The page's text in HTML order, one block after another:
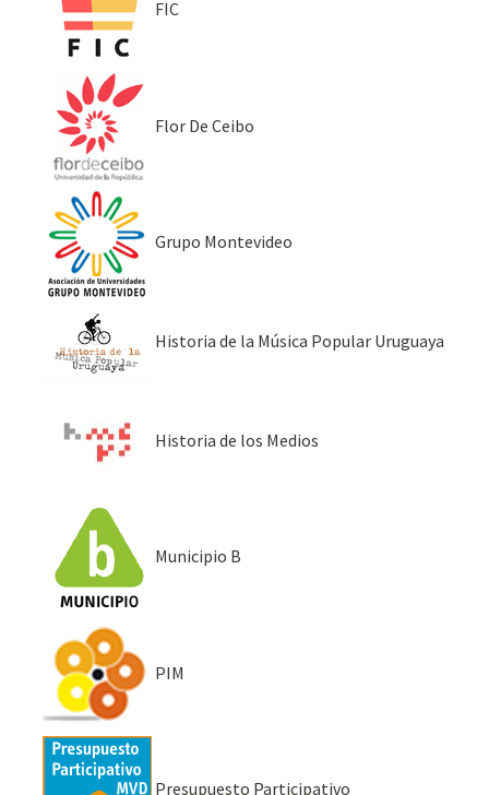
FIC
Flor De Ceibo
Grupo Montevideo
Historia de la Música Popular Uruguaya
Historia de los Medios
Municipio B
PIM
Presupuesto Participativo